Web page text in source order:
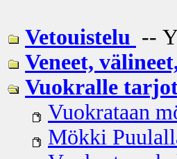
Vetouistelu --
Veneet,
Vuokralle
Vuokrataan
Mökki